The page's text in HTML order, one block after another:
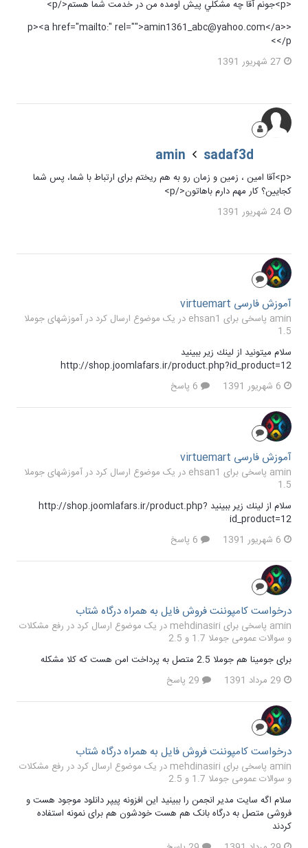
<p>جونم آقا چه مشكلي پيش اومده من در خدمت شما هستم</p>
<p><a href="mailto:" rel="">amin1361_abc@yahoo.com</a>
</p>
27 شهریور 1391
sadaf3d
amin
<p>آقا امین ، زمین و زمان رو به هم ریختم برای ارتباط با شما، پس شما
کجایین؟ کار مهم دارم باهاتون</p>
24 شهریور 1391
آموزش فارسی virtuemart
amin پاسخی برای ehsan1 در یک موضوع ارسال کرد در
آموزشهای جوملا
1.5
سلام ميتونيد از لينك زير ببينيد
http://shop.joomlafars.ir/product.php?id_product=12
6 شهریور 1391
آموزش فارسی virtuemart
amin پاسخی برای ehsan1 در یک موضوع ارسال کرد در
آموزشهای جوملا
1.5
سلام از لينك زير ببينيد http://shop.joomlafars.ir/product.php?
id_product=12
6 شهریور 1391
درخواست کامپوننت فروش فایل به همراه درگاه شتاب
amin پاسخی برای mehdinasiri در یک موضوع ارسال کرد در
رفع مشکلات
و سوالات عمومی جوملا 1.7 و 2.5
برای جومینا هم جوملا 2.5 متصل به پرداخت امن هست که کلا مشکله
29 مرداد 1391
درخواست کامپوننت فروش فایل به همراه درگاه شتاب
amin پاسخی برای mehdinasiri در یک موضوع ارسال کرد در
رفع مشکلات
و سوالات عمومی جوملا 1.7 و 2.5
سلام اگه سایت مدیر انجمن را ببینید این افزونه پیپر دانلود موجود هست و
فروشی متصل به درگاه بانک هم هست خودشون هم برای نمونه استفاده
کردند